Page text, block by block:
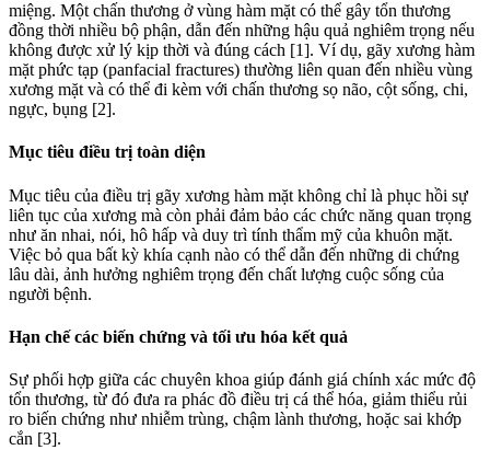
miệng. Một chấn thương ở vùng hàm mặt có thể gây tổn thương
đồng thời nhiều bộ phận, dẫn đến những hậu quả nghiêm trọng nếu
không được xử lý kịp thời và đúng cách [1]. Ví dụ, gãy xương hàm
mặt phức tạp (panfacial fractures) thường liên quan đến nhiều vùng
xương mặt và có thể đi kèm với chấn thương sọ não, cột sống, chi,
ngực, bụng [2].
Mục tiêu điều trị toàn diện
Mục tiêu của điều trị gãy xương hàm mặt không chỉ là phục hồi sự
liên tục của xương mà còn phải đảm bảo các chức năng quan trọng
như ăn nhai, nói, hô hấp và duy trì tính thẩm mỹ của khuôn mặt.
Việc bỏ qua bất kỳ khía cạnh nào có thể dẫn đến những di chứng
lâu dài, ảnh hưởng nghiêm trọng đến chất lượng cuộc sống của
người bệnh.
Hạn chế các biến chứng và tối ưu hóa kết quả
Sự phối hợp giữa các chuyên khoa giúp đánh giá chính xác mức độ
tổn thương, từ đó đưa ra phác đồ điều trị cá thể hóa, giảm thiểu rủi
ro biến chứng như nhiễm trùng, chậm lành thương, hoặc sai khớp
cắn [3].